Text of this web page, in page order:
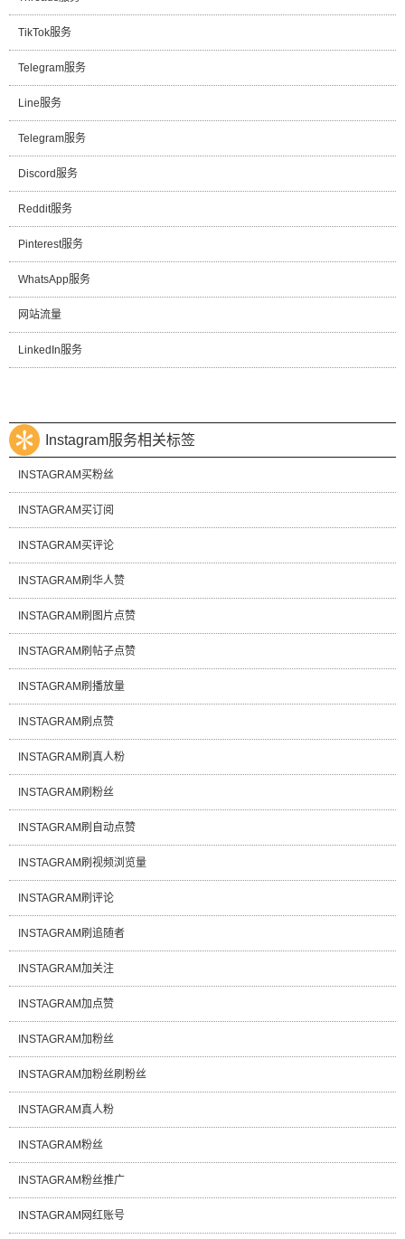
TikTok服务
Telegram服务
Line服务
Telegram服务
Discord服务
Reddit服务
Pinterest服务
WhatsApp服务
网站流量
LinkedIn服务
Instagram服务相关标签
INSTAGRAM买粉丝
INSTAGRAM买订阅
INSTAGRAM买评论
INSTAGRAM刷华人赞
INSTAGRAM刷图片点赞
INSTAGRAM刷帖子点赞
INSTAGRAM刷播放量
INSTAGRAM刷点赞
INSTAGRAM刷真人粉
INSTAGRAM刷粉丝
INSTAGRAM刷自动点赞
INSTAGRAM刷视频浏览量
INSTAGRAM刷评论
INSTAGRAM刷追随者
INSTAGRAM加关注
INSTAGRAM加点赞
INSTAGRAM加粉丝
INSTAGRAM加粉丝刷粉丝
INSTAGRAM真人粉
INSTAGRAM粉丝
INSTAGRAM粉丝推广
INSTAGRAM网红账号